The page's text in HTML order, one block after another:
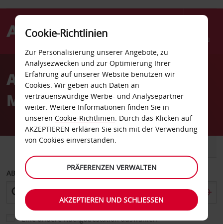
Menü
AvisAutovermietung in
Mailand Via Carnia
ABHOLEN VON
Eine andere Rückgabestation auswählen
Cookie-Richtlinien
Zur Personalisierung unserer Angebote, zu
Analysezwecken und zur Optimierung Ihrer
Erfahrung auf unserer Website benutzen wir
Cookies. Wir geben auch Daten an
vertrauenswürdige Werbe- und Analysepartner
weiter. Weitere Informationen finden Sie in
unseren Cookie-Richtlinien. Durch das Klicken auf
AKZEPTIEREN erklären Sie sich mit der Verwendung
von Cookies einverstanden.
PRÄFERENZEN VERWALTEN
AKZEPTIEREN UND SCHLIESSEN